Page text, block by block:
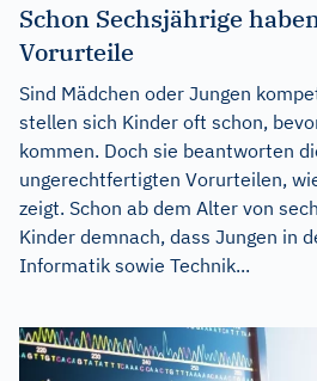
Schon Sechsjährige
Vorurteile
Sind Mädchen oder Jungen
stellen sich Kinder oft schon,
kommen. Doch sie beantworten
ungerechtfertigten Vorurteilen,
zeigt. Schon ab dem Alter von
Kinder demnach, dass Jungen in
Informatik sowie Technik...